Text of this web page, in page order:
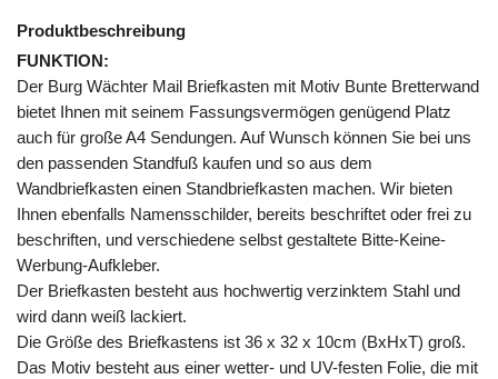
Produktbeschreibung
FUNKTION:
Der Burg Wächter Mail Briefkasten mit Motiv Bunte Bretterwand
bietet Ihnen mit seinem Fassungsvermögen genügend Platz
auch für große A4 Sendungen. Auf Wunsch können Sie bei uns
den passenden Standfuß kaufen und so aus dem
Wandbriefkasten einen Standbriefkasten machen. Wir bieten
Ihnen ebenfalls Namensschilder, bereits beschriftet oder frei zu
beschriften, und verschiedene selbst gestaltete Bitte-Keine-
Werbung-Aufkleber.
Der Briefkasten besteht aus hochwertig verzinktem Stahl und
wird dann weiß lackiert.
Die Größe des Briefkastens ist 36 x 32 x 10cm (BxHxT) groß.
Das Motiv besteht aus einer wetter- und UV-festen Folie, die mit